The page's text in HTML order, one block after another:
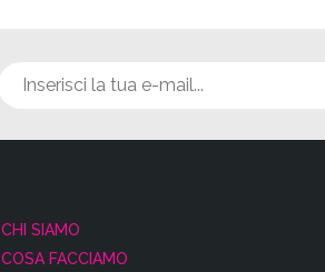
CHI SIAMO
COSA FACCIAMO